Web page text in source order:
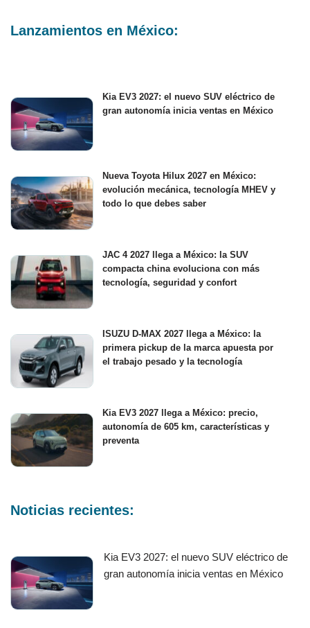
Lanzamientos en México:
Kia EV3 2027: el nuevo SUV eléctrico de
gran autonomía inicia ventas en México
Nueva Toyota Hilux 2027 en México:
evolución mecánica, tecnología MHEV y
todo lo que debes saber
JAC 4 2027 llega a México: la SUV
compacta china evoluciona con más
tecnología, seguridad y confort
ISUZU D-MAX 2027 llega a México: la
primera pickup de la marca apuesta por
el trabajo pesado y la tecnología
Kia EV3 2027 llega a México: precio,
autonomía de 605 km, características y
preventa
Noticias recientes:
Kia EV3 2027: el nuevo SUV eléctrico de
gran autonomía inicia ventas en México